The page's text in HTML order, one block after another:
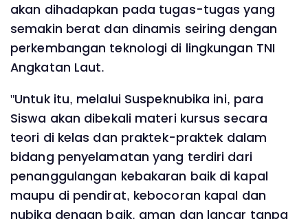
akan dihadapkan pada tugas-tugas yang
semakin berat dan dinamis seiring dengan
perkembangan teknologi di lingkungan TNI
Angkatan Laut.
"Untuk itu, melalui Suspeknubika ini, para
Siswa akan dibekali materi kursus secara
teori di kelas dan praktek-praktek dalam
bidang penyelamatan yang terdiri dari
penanggulangan kebakaran baik di kapal
maupu di pendirat, kebocoran kapal dan
nubika dengan baik, aman dan lancar tanpa